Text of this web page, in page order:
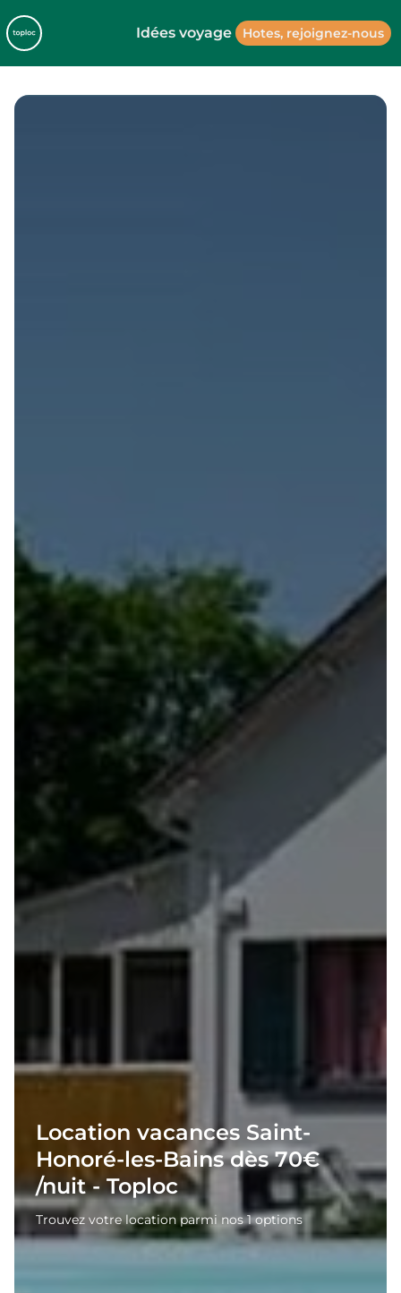
Idées voyage Hotes, rejoignez-nous
Location vacances Saint-
Honoré-les-Bains dès 70€
/nuit - Toploc
Trouvez votre location parmi nos 1 options